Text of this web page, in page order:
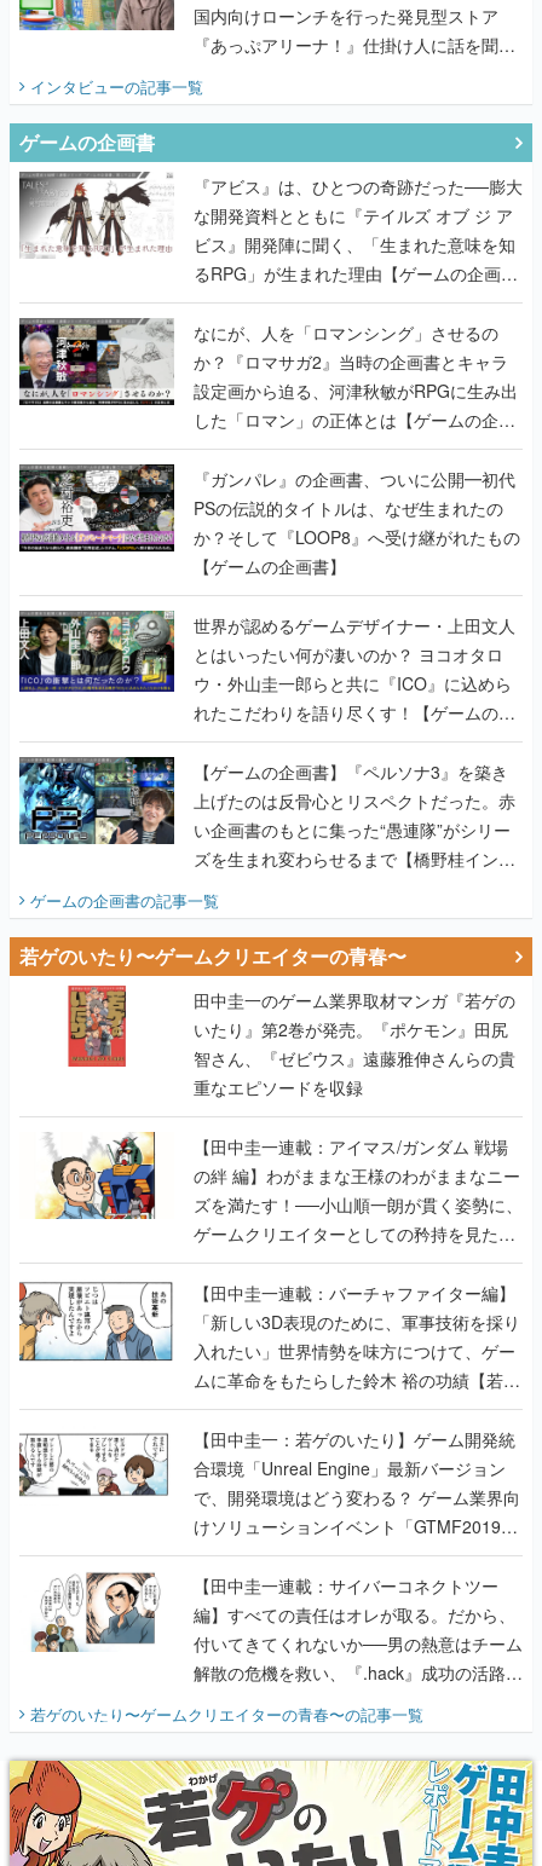
国内向けローンチを行った発見型ストア
『あっぷアリーナ！』仕掛け人に話を聞い
インタビューの記事一覧
ゲームの企画書
『アビス』は、ひとつの奇跡だった──膨大
な開発資料とともに『テイルズ オブ ジ ア
ビス』開発陣に聞く、「生まれた意味を知
るRPG」が生まれた理由【ゲームの企画
書】
なにが、人を「ロマンシング」させるの
か？『ロマサガ2』当時の企画書とキャラ
設定画から迫る、河津秋敏がRPGに生み出
した「ロマン」の正体とは【ゲームの企画
書】
『ガンパレ』の企画書、ついに公開━初代
PSの伝説的タイトルは、なぜ生まれたの
か？そして『LOOP8』へ受け継がれたもの
【ゲームの企画書】
世界が認めるゲームデザイナー・上田文人
とはいったい何が凄いのか？ ヨコオタロ
ウ・外山圭一郎らと共に『ICO』に込めら
れたこだわりを語り尽くす！【ゲームの企
画書】
【ゲームの企画書】『ペルソナ3』を築き
上げたのは反骨心とリスペクトだった。赤
い企画書のもとに集った“愚連隊”がシリー
ズを生まれ変わらせるまで【橋野桂インタ
ゲームの企画書の記事一覧
若ゲのいたり〜ゲームクリエイターの青春〜
田中圭一のゲーム業界取材マンガ『若ゲの
いたり』第2巻が発売。『ポケモン』田尻
智さん、『ゼビウス』遠藤雅伸さんらの貴
重なエピソードを収録
【田中圭一連載：アイマス/ガンダム 戦場
の絆 編】わがままな王様のわがままなニー
ズを満たす！──小山順一朗が貫く姿勢に、
ゲームクリエイターとしての矜持を見た
【若ゲのいたり最終回】
【田中圭一連載：バーチャファイター編】
「新しい3D表現のために、軍事技術を採り
入れたい」世界情勢を味方につけて、ゲー
ムに革命をもたらした鈴木 裕の功績【若ゲ
のいたり】
【田中圭一：若ゲのいたり】ゲーム開発統
合環境「Unreal Engine」最新バージョン
で、開発環境はどう変わる？ ゲーム業界向
けソリューションイベント「GTMF2019」
に行って、より理解を深めよう【PR】
【田中圭一連載：サイバーコネクトツー
編】すべての責任はオレが取る。だから、
付いてきてくれないか──男の熱意はチーム
解散の危機を救い、『.hack』成功の活路を
『少年ジャンプ』色だった【若ゲのいた
り】
若ゲのいたり〜ゲームクリエイターの青春〜の記事一覧